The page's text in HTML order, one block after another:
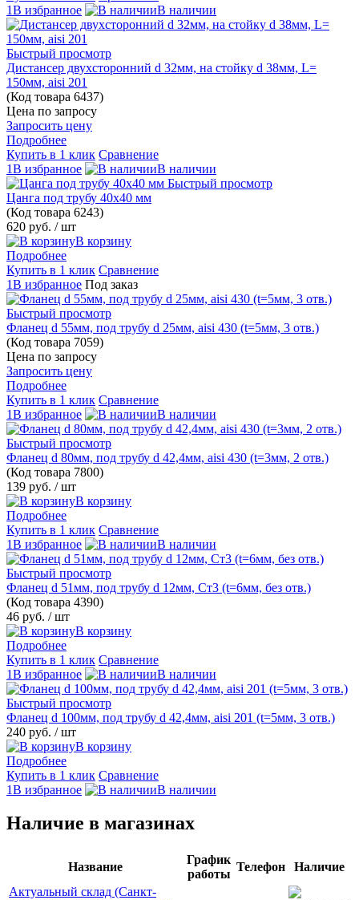
1В избранное
В наличии
Быстрый просмотр
Дистансер двухсторонний d 32мм, на стойку d 38мм, L=
150мм, aisi 201
(Код товара 6437)
Цена по запросу
Запросить цену
Подробнее
Купить в 1 клик Сравнение
1В избранное
В наличии
Быстрый просмотр
Цанга под трубу 40х40 мм
(Код товара 6243)
620 руб. / шт
В корзину
Подробнее
Купить в 1 клик Сравнение
1В избранное Под заказ
Быстрый просмотр
Фланец d 55мм, под трубу d 25мм, aisi 430 (t=5мм, 3 отв.)
(Код товара 7059)
Цена по запросу
Запросить цену
Подробнее
Купить в 1 клик Сравнение
1В избранное
В наличии
Быстрый просмотр
Фланец d 80мм, под трубу d 42,4мм, aisi 430 (t=3мм, 2 отв.)
(Код товара 7800)
139 руб. / шт
В корзину
Подробнее
Купить в 1 клик Сравнение
1В избранное
В наличии
Быстрый просмотр
Фланец d 51мм, под трубу d 12мм, Ст3 (t=6мм, без отв.)
(Код товара 4390)
46 руб. / шт
В корзину
Подробнее
Купить в 1 клик Сравнение
1В избранное
В наличии
Быстрый просмотр
Фланец d 100мм, под трубу d 42,4мм, aisi 201 (t=5мм, 3 отв.)
240 руб. / шт
В корзину
Подробнее
Купить в 1 клик Сравнение
1В избранное
В наличии
Наличие в магазинах
Название
График
работы
Телефон
Наличие
Актуальный склад (Санкт-